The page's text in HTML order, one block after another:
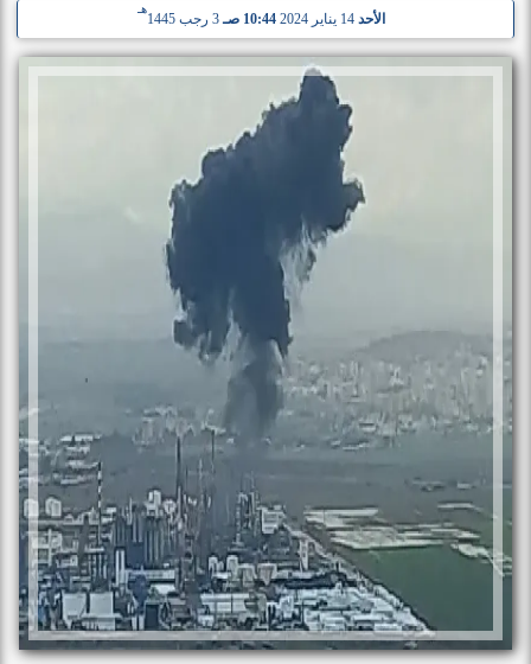
الأحد 14 يناير 2024 10:44 صـ 3 رجب 1445
هـ